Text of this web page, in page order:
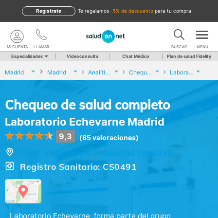
te regalamos -5% de descuento para tu compra
Regístrate
LLAMAR
MI CUENTA BUSCAR MENU
Especialidades Videoconsulta Chat Médico Plan de salud Fidelity
Madrid Madrid Analíticas y Genética Chequeo de salud completo Laboratorio Echevarne Madrid
Chequeo de salud completo
Laboratorio Echevarne Madrid
9,3 (65 valoraciones)
Calle Villanueva, 9, Madrid (Madrid)
Registro Sanitario: CS0491
Laboratorio Echevarne, forma parte del grupo